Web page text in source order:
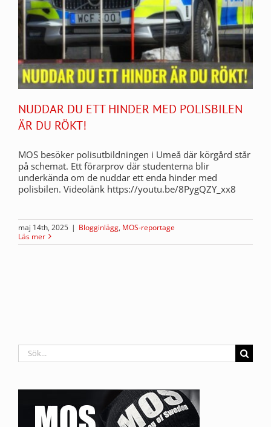
NUDDAR DU ETT HINDER MED POLISBILEN
ÄR DU RÖKT!
MOS besöker polisutbildningen i Umeå där körgård står
på schemat. Ett förarprov där studenterna blir
underkända om de nuddar ett enda hinder med
polisbilen. Videolänk https://youtu.be/8PygQZY_xx8
maj 14th, 2025 | Blogginlägg, MOS-reportage
Läs mer
Sök
efter: